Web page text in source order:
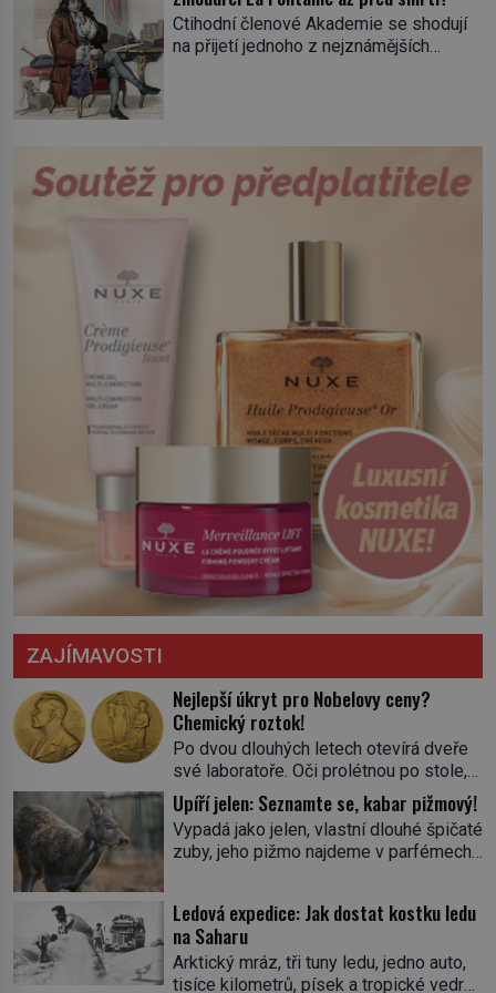
tisícovka Červených košil, které vedl do
boje slavný italský revolucionář
Giuseppe Garibaldi. Pro své
Ctihodní členové Akademie se shodují
na přijetí jednoho z nejznámějších
nemůže rozhodnout, co v životě vlastně
bude dělat. Převezme práci lesního
ZAJÍMAVOSTI
Nejlepší úkryt pro Nobelovy ceny?
Chemický roztok!
Po dvou dlouhých letech otevírá dveře
své laboratoře. Oči prolétnou po stole,
aby pak ulpěly na regálu, kde se nachází
všemožné látky. Hledá žluto-oranžovou
tekutinu, jakmile ji zahlédne, nesmírně
se mu uleví. Teď může svůj plán
skrývá směs s názvem lučavka
královská. Svůj přídomek nemá pro nic
za nic, […]
Upíří jelen: Seznamte se, kabar pižmový!
Vypadá jako jelen, vlastní dlouhé špičaté
zuby, jeho pižmo najdeme v parfémech
jediného zástupce zvířecí říše – kabara
pižmového. V Evropě ho jako první
popíše švédský botanik Carl Linné
(1707–1778), jenže v Asii o něm ví už
Ledová expedice: Jak dostat kostku ledu
na Saharu
Arktický mráz, tři tuny ledu, jedno auto,
tisíce kilometrů, písek a tropické vedro.